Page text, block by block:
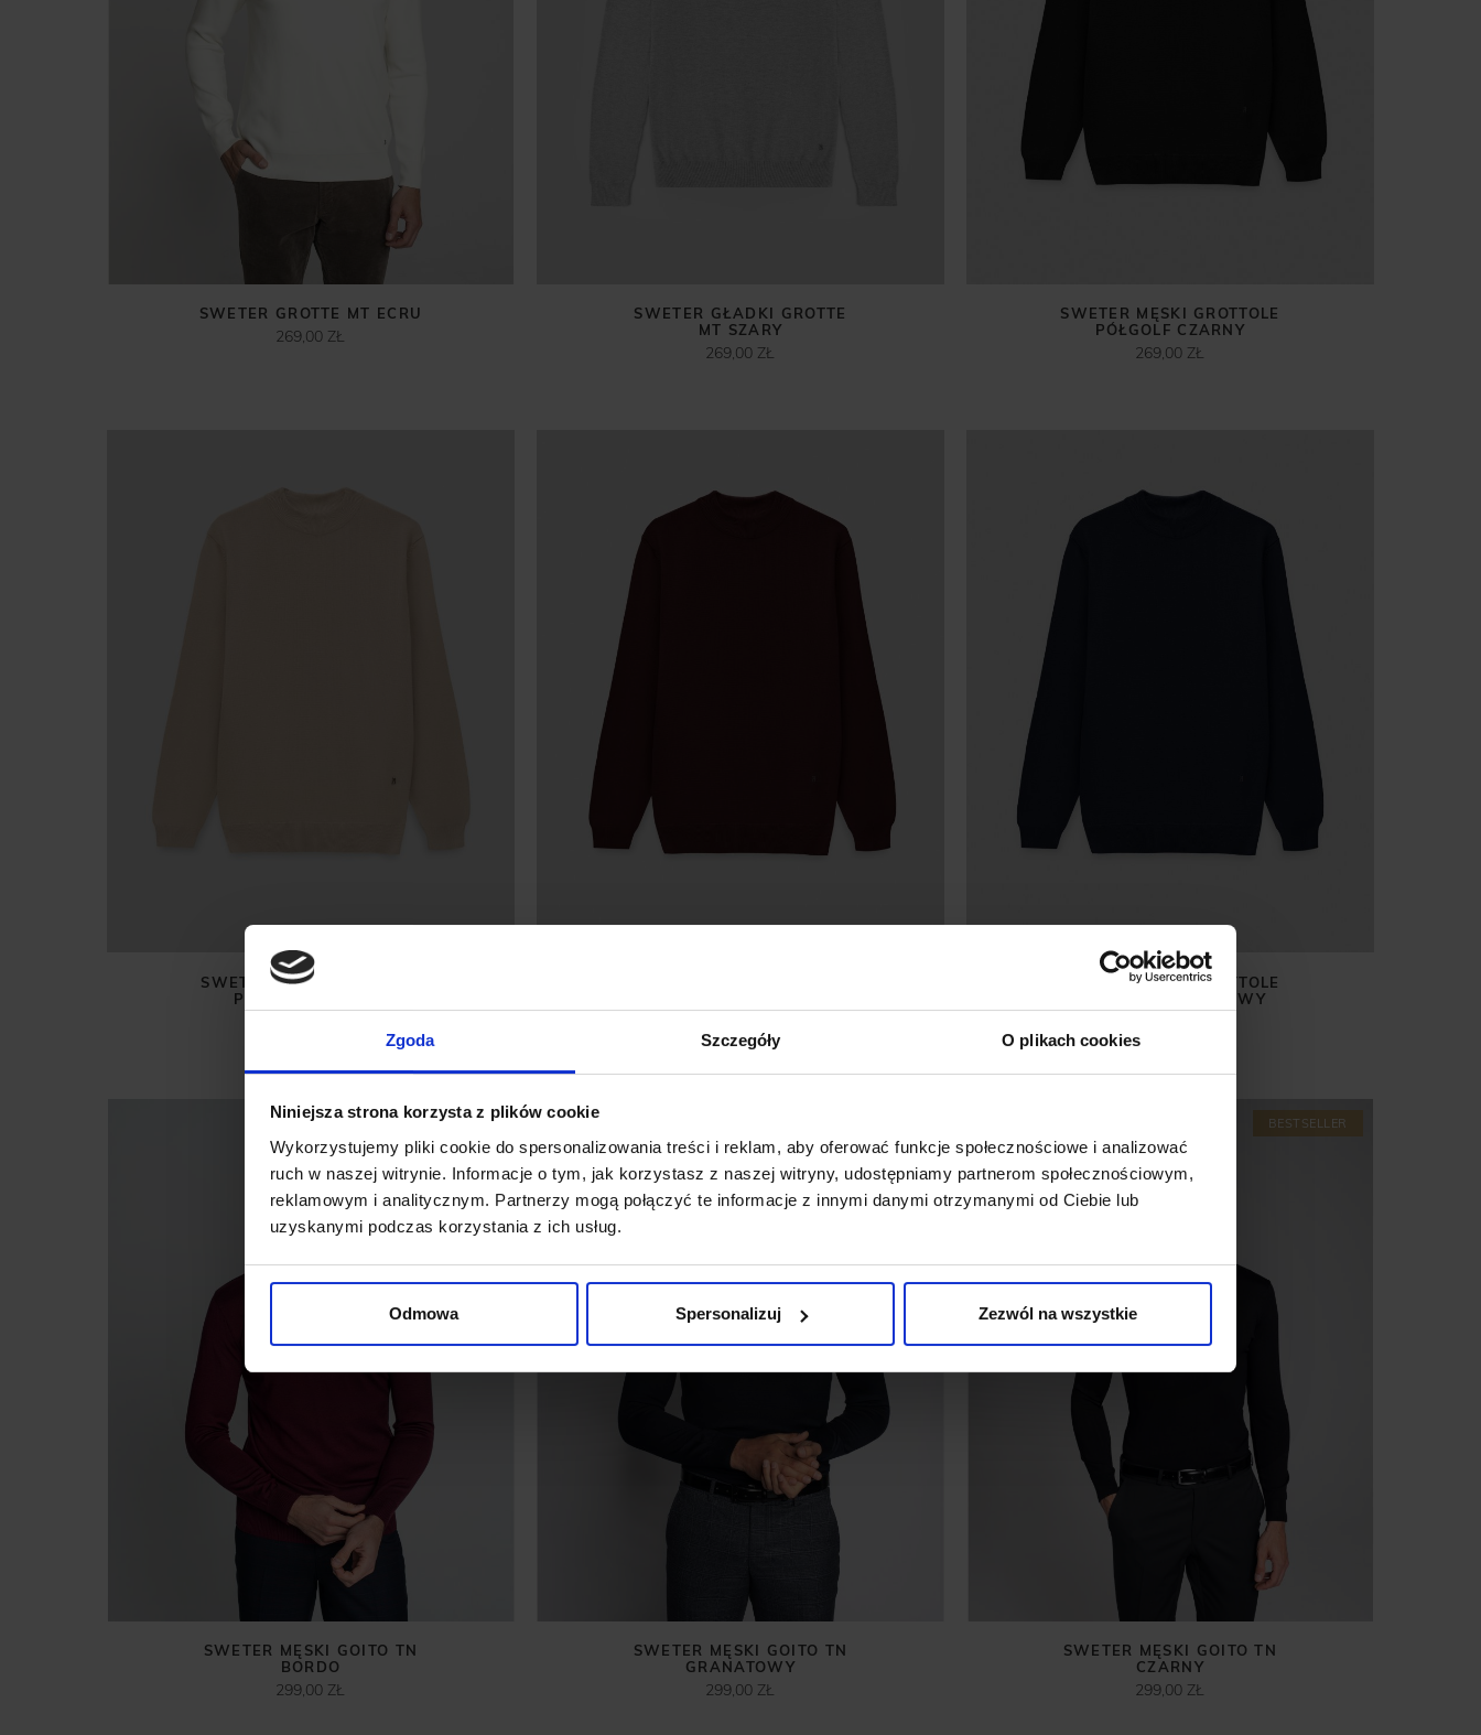
Zgoda Szczegóły O plikach cookies
Niniejsza strona korzysta z plików cookie
Wykorzystujemy pliki cookie do spersonalizowania treści i reklam, aby oferować funkcje społecznościowe i analizować
ruch w naszej witrynie. Informacje o tym, jak korzystasz z naszej witryny, udostępniamy partnerom społecznościowym,
reklamowym i analitycznym. Partnerzy mogą połączyć te informacje z innymi danymi otrzymanymi od Ciebie lub
uzyskanymi podczas korzystania z ich usług.
Odmowa Spersonalizuj Zezwól na wszystkie
SWETER GROTTE MT ECRU
269,00 ZŁ
SWETER GŁADKI GROTTE
MT SZARY
269,00 ZŁ
SWETER MĘSKI GROTTOLE
PÓŁGOLF CZARNY
269,00 ZŁ
SWETER MĘSKI GROTTOLE
PÓŁGOLF BEŻOWY
SWETER MĘSKI GROTTOLE
PÓŁGOLF GRANATOWY
BESTSELLER
SWETER MĘSKI GOITO TN
BORDO
299,00 ZŁ
SWETER MĘSKI GOITO TN
GRANATOWY
299,00 ZŁ
BESTSELLER
SWETER MĘSKI GOITO TN
CZARNY
299,00 ZŁ